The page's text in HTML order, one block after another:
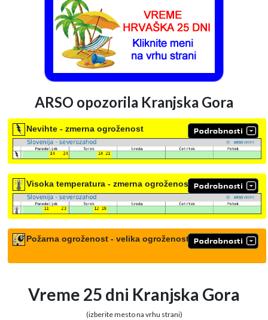
ARSO opozorila Kranjska Gora
Nevihte - zmerna ogroženost
Visoka temperatura - zmerna ogroženost
Požarna ogroženost - velika ogroženost
Vreme 25 dni Kranjska Gora
(izberite mesto na vrhu strani)